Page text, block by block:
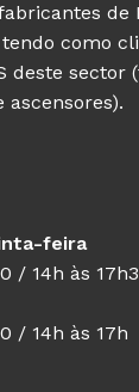
de
como
deste sector
ascensores).
feira
/ 14h às
/ 14h às 17h